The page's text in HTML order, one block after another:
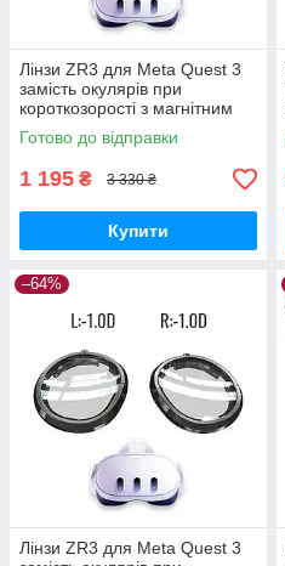
Лінзи ZR3 для Meta Quest 3
замість окулярів при
короткозорості з магнітним
кріпленням, Anti Blue —
L:-5.0D R:-5.0D
Готово до відправки
1 195 ₴ 3 330 ₴
Купити
–64%
Лінзи ZR3 для Meta Quest 3